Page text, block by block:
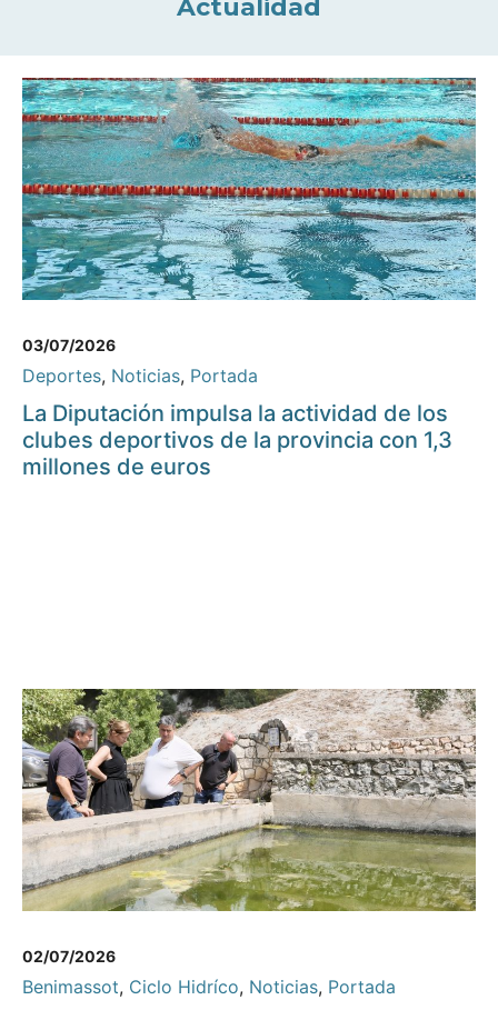
Actualidad
03/07/2026
Deportes, Noticias, Portada
La Diputación impulsa la actividad de los
clubes deportivos de la provincia con 1,3
millones de euros
02/07/2026
Benimassot, Ciclo Hidríco, Noticias, Portada